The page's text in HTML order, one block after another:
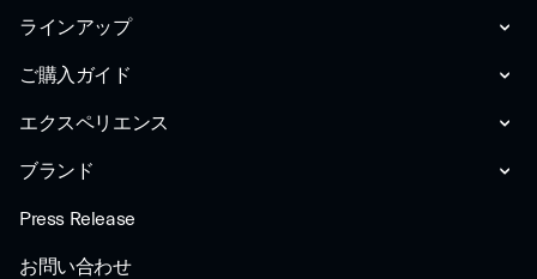
ラインアップ
ご購入ガイド
エクスペリエンス
ブランド
Press Release
お問い合わせ